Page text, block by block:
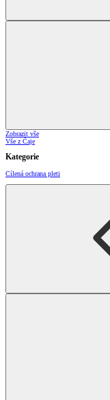
Zobrazit vše
Vše z Čaje
Kategorie
Cílená ochrana pleti